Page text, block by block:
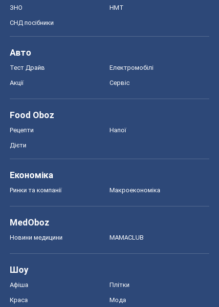
ЗНО НМТ
СНД посібники
Авто
Тест Драйв Електромобілі
Акції Сервіс
Food Oboz
Рецепти Напої
Дієти
Економіка
Ринки та компанії Макроекономіка
MedOboz
Новини медицини MAMACLUB
Шоу
Афіша Плітки
Краса Мода